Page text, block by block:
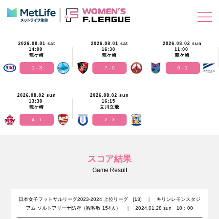
2026.08.01 sat
14:00
龍ケ崎
1 - 3
2026.08.01 sat
16:30
龍ケ崎
7 - 0
2026.08.02 sun
11:00
龍ケ崎
0 - 1
2026.08.02 sun
13:30
龍ケ崎
4 - 1
2026.08.02 sun
16:15
立川立飛
2 - 3
スコア結果
Game Result
日本女子フットサルリーグ2023-2024 上位リーグ [13] ｜ キリンレモンスタジ
アム ソルトアリーナ防府（観客数 154人） ｜ 2024.01.28 sun 10：00